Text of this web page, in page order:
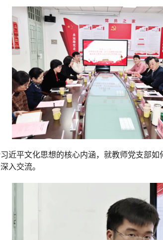
近平文化思想的核心内涵，就教师党支部
入交流。